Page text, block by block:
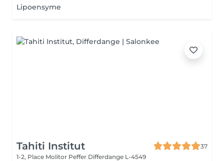
Lipoensyme
Tahiti Institut
37
1-2, Place Molitor Peffer Differdange L-4549